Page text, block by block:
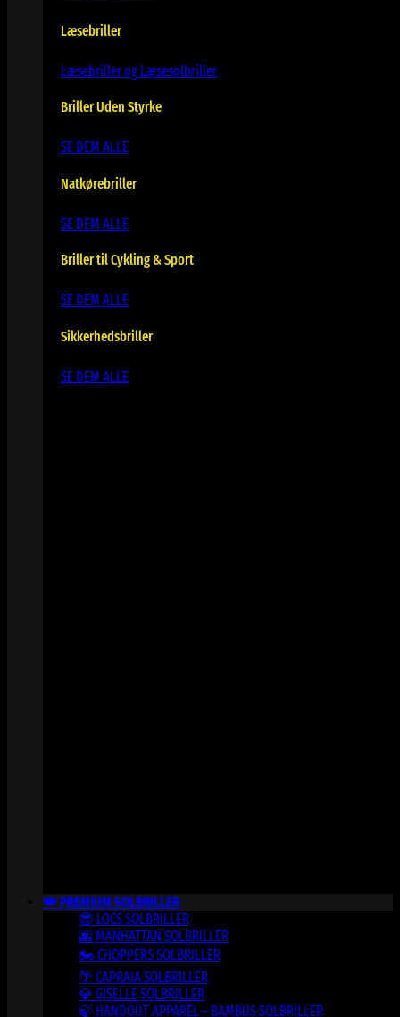
Læsebriller
Læsebriller og Læsesolbriller
Briller Uden Styrke
SE DEM ALLE
Natkørebriller
SE DEM ALLE
Briller til Cykling & Sport
SE DEM ALLE
Sikkerhedsbriller
SE DEM ALLE
👑 PREMIUM SOLBRILLER
😎 LOCS SOLBRILLER
🌆 MANHATTAN SOLBRILLER
🏍️ CHOPPERS SOLBRILLER
🌴 CAPRAIA SOLBRILLER
💎 GISELLE SOLBRILLER
🍃 HANDOUT APPAREL – BAMBUS SOLBRILLER